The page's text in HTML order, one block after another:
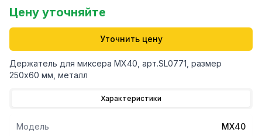
Цену уточняйте
Уточнить цену
Держатель для миксера МХ40, арт.SL0771, размер
250х60 мм, металл
Характеристики
Модель МХ40